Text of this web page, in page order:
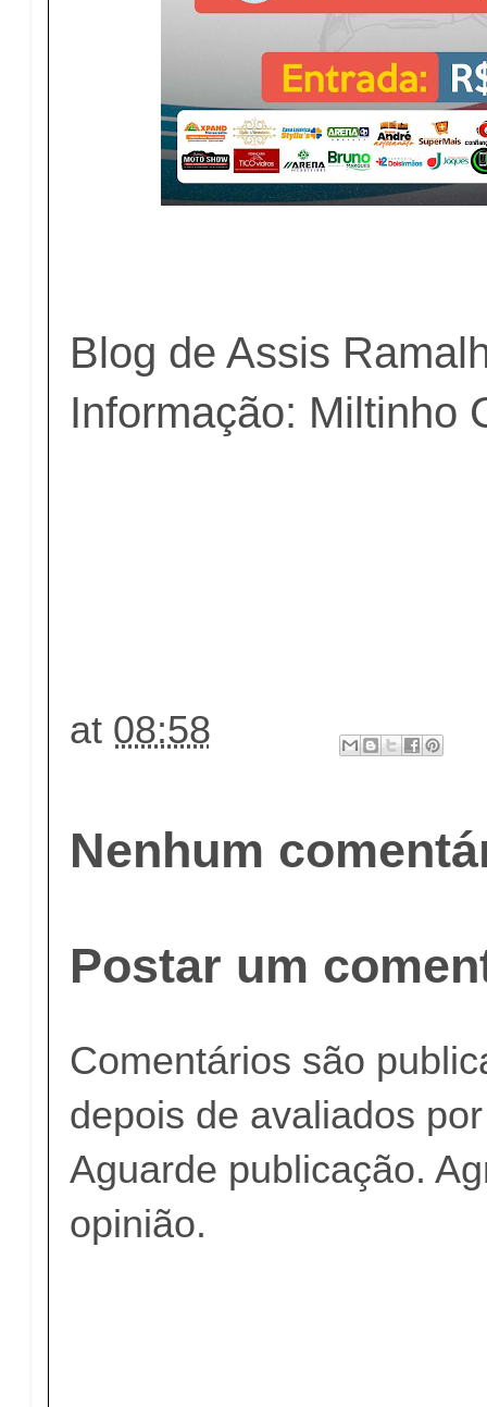
Blog de Assis
Informação: Miltinho
at 08:58
Nenhum
Postar um
Comentários são
depois de avaliados
Aguarde publicação.
opinião.